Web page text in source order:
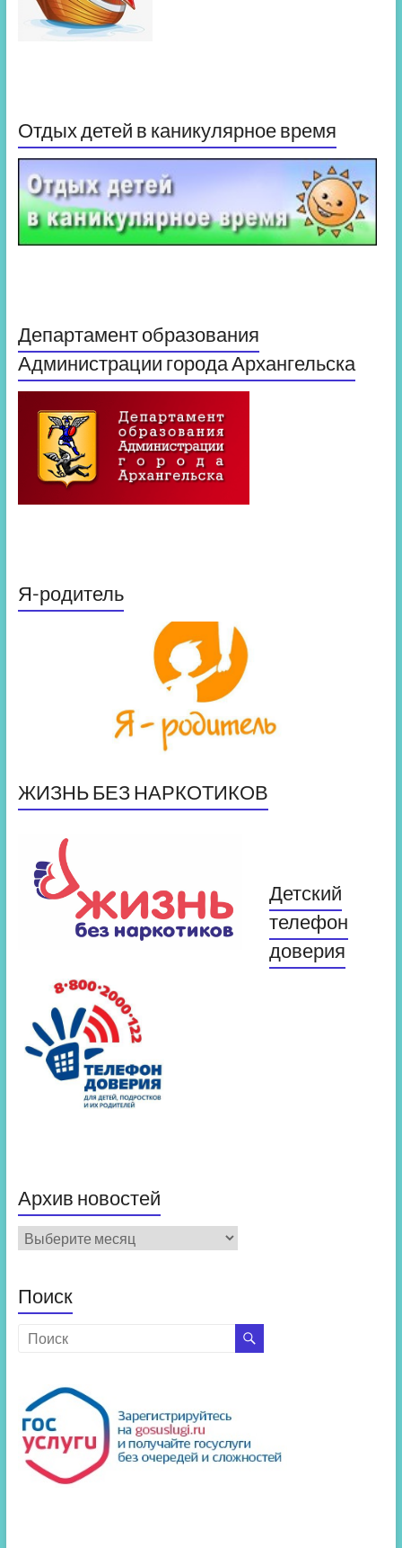
Отдых детей в каникулярное время
Департамент образования
Администрации города Архангельска
Я-родитель
ЖИЗНЬ БЕЗ НАРКОТИКОВ
Детский
телефон
доверия
Архив новостей
Архив
новостей
Поиск